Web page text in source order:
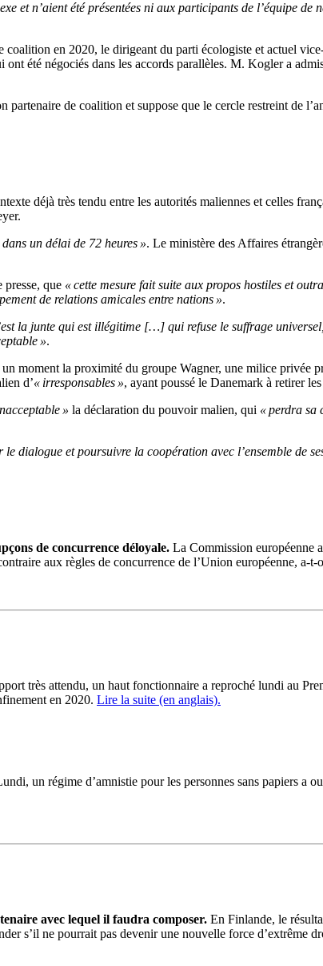
et n’aient été présentées ni aux participants de l’équipe
en 2020, le dirigeant du parti écologiste et actuel
été négociés dans les accords parallèles. M. Kogler a
de coalition et suppose que le cercle restreint de
déjà très tendu entre les autorités maliennes et celles
un délai de 72 heures ». Le ministère des Affaires
que « cette mesure fait suite aux propos hostiles et
de relations amicales entre nations ».
la junte qui est illégitime […] qui refuse le suffrage
».
moment la proximité du groupe Wagner, une milice privée
d’« irresponsables », ayant poussé le Danemark à retirer
» la déclaration du pouvoir malien, qui « perdra sa
dialogue et poursuivre la coopération avec l’ensemble de
de concurrence déloyale. La Commission européenne
aux règles de concurrence de l’Union européenne, a-t-
très attendu, un haut fonctionnaire a reproché lundi au
en 2020. Lire la suite (en anglais).
un régime d’amnistie pour les personnes sans papiers a
avec lequel il faudra composer. En Finlande, le
s’il ne pourrait pas devenir une nouvelle force d’extrême